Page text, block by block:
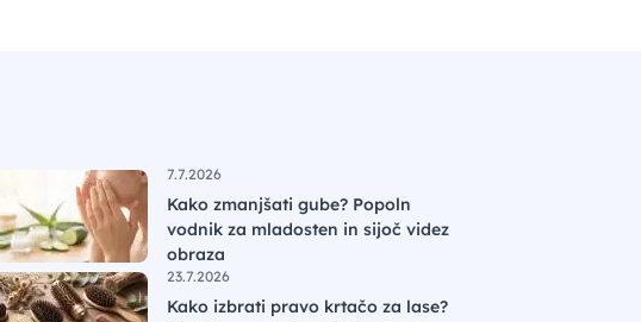
7.7.2026
Kako zmanjšati gube? Popoln
vodnik za mladosten in sijoč videz
obraza
23.7.2026
Kako izbrati pravo krtačo za lase?